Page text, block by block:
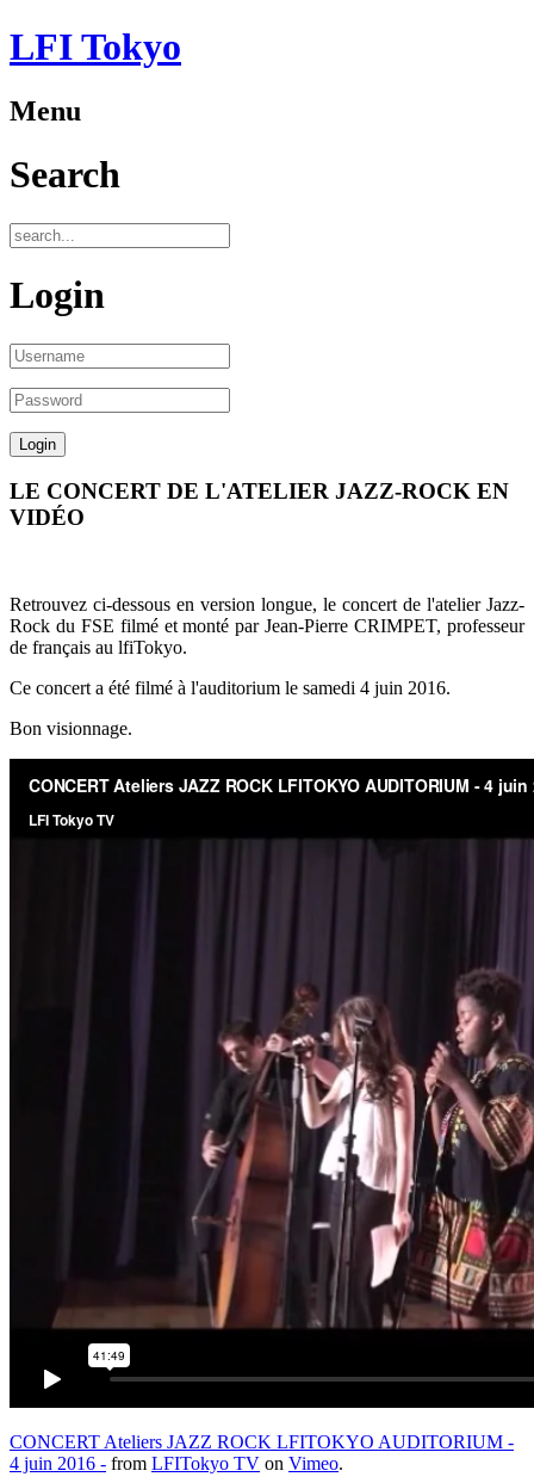
LFI Tokyo
Menu
Search
Login
LE CONCERT DE L'ATELIER JAZZ-ROCK EN
VIDÉO
Retrouvez ci-dessous en version longue, le concert de l'atelier Jazz-
Rock du FSE filmé et monté par Jean-Pierre CRIMPET, professeur
de français au lfiTokyo.
Ce concert a été filmé à l'auditorium le samedi 4 juin 2016.
Bon visionnage.
CONCERT Ateliers JAZZ ROCK LFITOKYO AUDITORIUM -
4 juin 2016 - from LFITokyo TV on Vimeo.